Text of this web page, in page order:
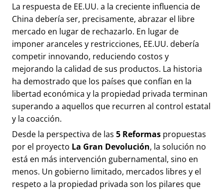
La respuesta de EE.UU. a la creciente influencia de
China debería ser, precisamente, abrazar el libre
mercado en lugar de rechazarlo. En lugar de
imponer aranceles y restricciones, EE.UU. debería
competir innovando, reduciendo costos y
mejorando la calidad de sus productos. La historia
ha demostrado que los países que confían en la
libertad económica y la propiedad privada terminan
superando a aquellos que recurren al control estatal
y la coacción.
Desde la perspectiva de las 5 Reformas propuestas
por el proyecto La Gran Devolución, la solución no
está en más intervención gubernamental, sino en
menos. Un gobierno limitado, mercados libres y el
respeto a la propiedad privada son los pilares que